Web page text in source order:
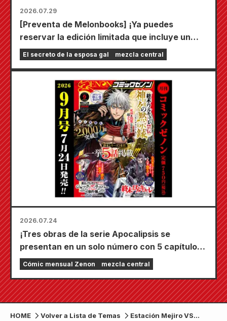
2026.07.29
[Preventa de Melonbooks] ¡Ya puedes
reservar la edición limitada que incluye un
tapete de juego especial con una ilustración
deslumbrante de Fuyuki Tojo dibujada por
novia" saldrá a la venta el 20 de octubre!
El secreto de la esposa gal mezcla central
2026.07.24
¡Tres obras de la serie Apocalipsis se
presentan en un solo número con 5 capítulos!
¡El número de septiembre de 2026 de
"Monthly Comic Zenon" sale a la venta el 24
de julio!
Cómic mensual Zenon mezcla central
HOME Volver a Lista de Temas
Estación Mejiro VS